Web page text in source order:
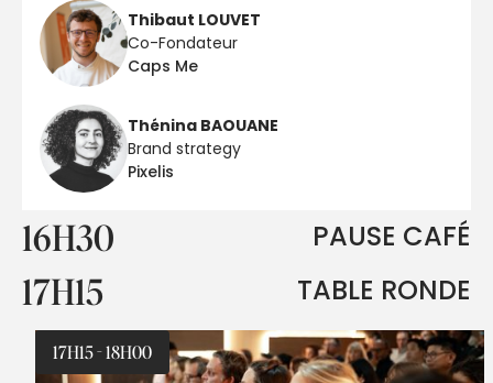
Thibaut LOUVET
Co-Fondateur
Caps Me
Thénina BAOUANE
Brand strategy
Pixelis
16H30 PAUSE CAFÉ
17H15 TABLE RONDE
17H15 - 18H00